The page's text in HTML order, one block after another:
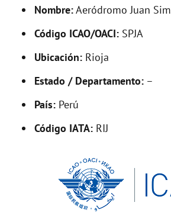
y
i
Nombre:Aeródromo Juan
Código ICAO/OACI: SPJA
Ubicación: Rioja
Estado / Departamento: –
País: Perú
Código IATA: RIJ